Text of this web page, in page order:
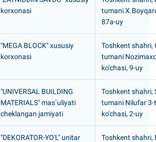
korxonasi
tumani
87a-uy
"MEGA BLOCK" xususiy
korxonasi
Toshkent shahri,
tumani
ko'chasi, 9-uy
"UNIVERSAL BUILDING
MATERIALS" mas`uliyati
cheklangan jamiyati
Toshkent shahri,
tumani Nilufar 3-
ko'chasi, 2-uy
"DEKORATOR-YO'L" unitar
Toshkent shahri,